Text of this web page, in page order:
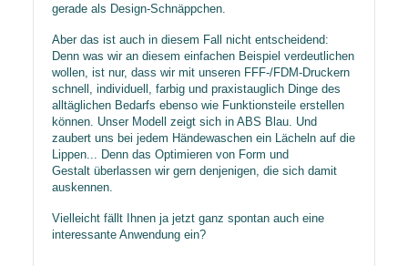
gerade als Design-Schnäppchen.
Aber das ist auch in diesem Fall nicht entscheidend:
Denn was wir an diesem einfachen Beispiel verdeutlichen
wollen, ist nur, dass wir mit unseren FFF-/FDM-Druckern
schnell, individuell, farbig und praxistauglich Dinge des
alltäglichen Bedarfs ebenso wie Funktionsteile erstellen
können. Unser Modell zeigt sich in ABS Blau. Und
zaubert uns bei jedem Händewaschen ein Lächeln auf die
Lippen... Denn das Optimieren von Form und
Gestalt überlassen wir gern denjenigen, die sich damit
auskennen.
Vielleicht fällt Ihnen ja jetzt ganz spontan auch eine
interessante Anwendung ein?